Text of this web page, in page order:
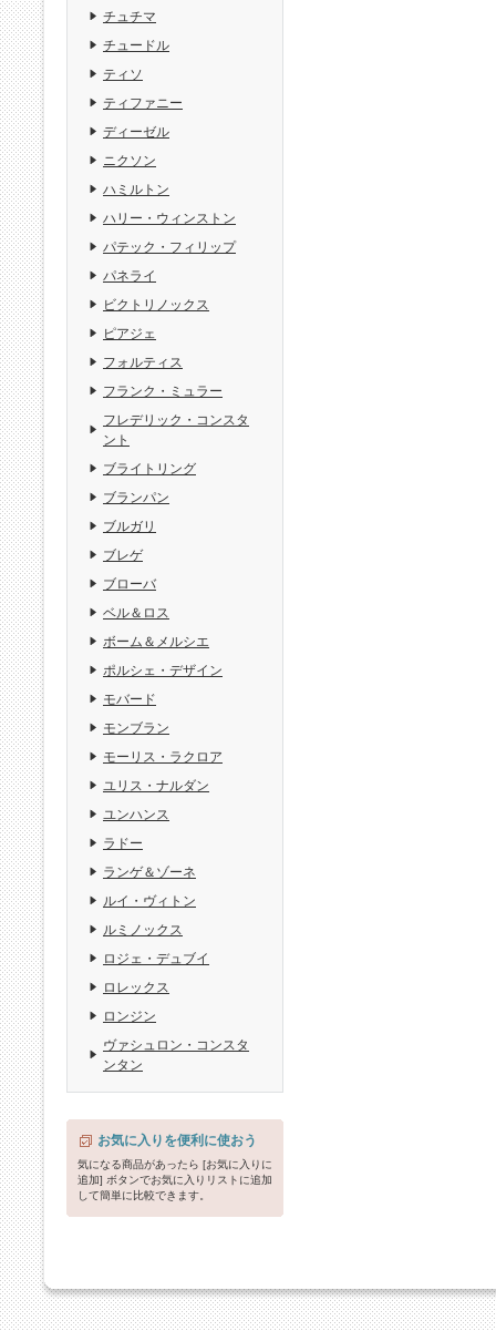
チュチマ
チュードル
ティソ
ティファニー
ディーゼル
ニクソン
ハミルトン
ハリー・ウィンストン
パテック・フィリップ
パネライ
ビクトリノックス
ピアジェ
フォルティス
フランク・ミュラー
フレデリック・コンスタ
ント
ブライトリング
ブランパン
ブルガリ
ブレゲ
ブローバ
ベル＆ロス
ボーム＆メルシエ
ポルシェ・デザイン
モバード
モンブラン
モーリス・ラクロア
ユリス・ナルダン
ユンハンス
ラドー
ランゲ＆ゾーネ
ルイ・ヴィトン
ルミノックス
ロジェ・デュブイ
ロレックス
ロンジン
ヴァシュロン・コンスタ
ンタン
お気に入りを便利に使おう
気になる商品があったら [お気に入りに
追加] ボタンでお気に入りリストに追加
して簡単に比較できます。